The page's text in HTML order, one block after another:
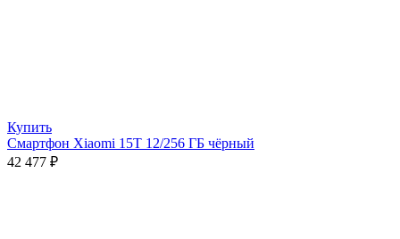
Купить
Смартфон Xiaomi 15T 12/256 ГБ чёрный
42 477 ₽